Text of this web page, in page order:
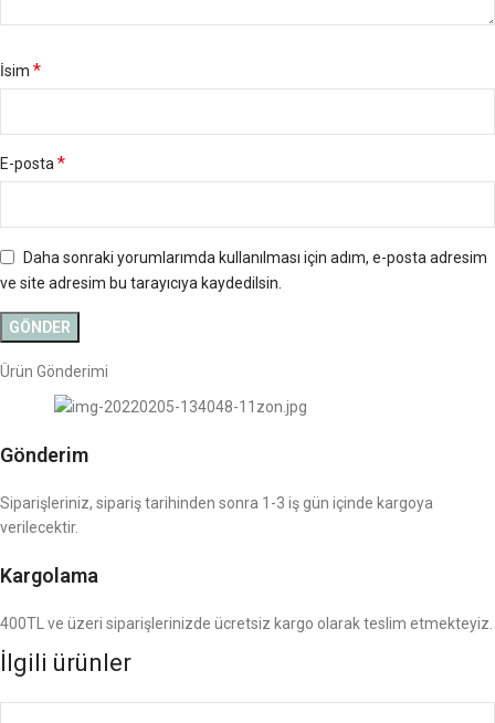
İsim *
E-posta *
Daha sonraki yorumlarımda kullanılması için adım, e-posta adresim
ve site adresim bu tarayıcıya kaydedilsin.
Ürün Gönderimi
Gönderim
Siparişleriniz, sipariş tarihinden sonra 1-3 iş gün içinde kargoya
verilecektir.
Kargolama
400TL ve üzeri siparişlerinizde ücretsiz kargo olarak teslim etmekteyiz.
İlgili ürünler